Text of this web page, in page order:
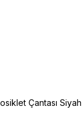
Çantası Siyah